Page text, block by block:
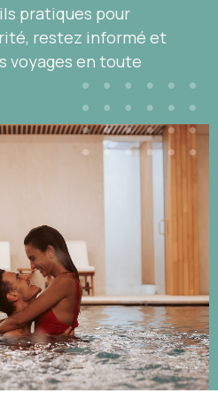
pratiques pour
restez informé et
voyages en toute